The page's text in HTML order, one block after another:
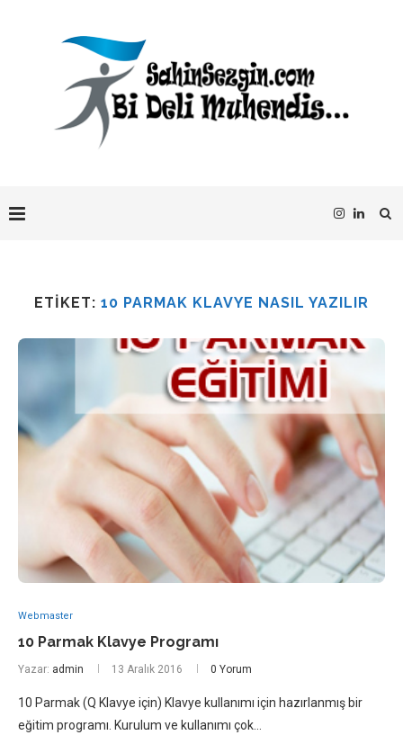
ETIKET: 10 PARMAK KLAVYE NASIL YAZILIR
Webmaster
10 Parmak Klavye Programı
Yazar: admin 13 Aralık 2016 0 Yorum
10 Parmak (Q Klavye için) Klavye kullanımı için hazırlanmış bir
eğitim programı. Kurulum ve kullanımı çok…